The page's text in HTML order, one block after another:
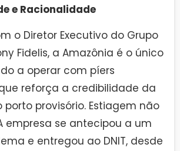
e Racionalidade
o Diretor Executivo do Grupo
Fidelis, a Amazônia é o único
a operar com píers
reforça a credibilidade da
provisório. Estiagem não
empresa se antecipou a um
e entregou ao DNIT, desde